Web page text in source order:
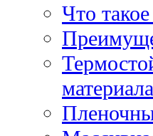
Что
материала